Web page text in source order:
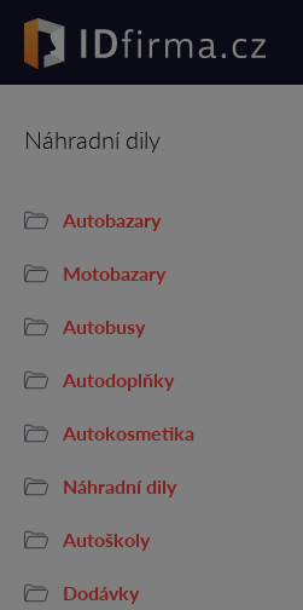
Náhradní dily
Autobazary
Motobazary
Autobusy
Autodoplňky
Autokosmetika
Náhradní dily
Autoškoly
Dodávky